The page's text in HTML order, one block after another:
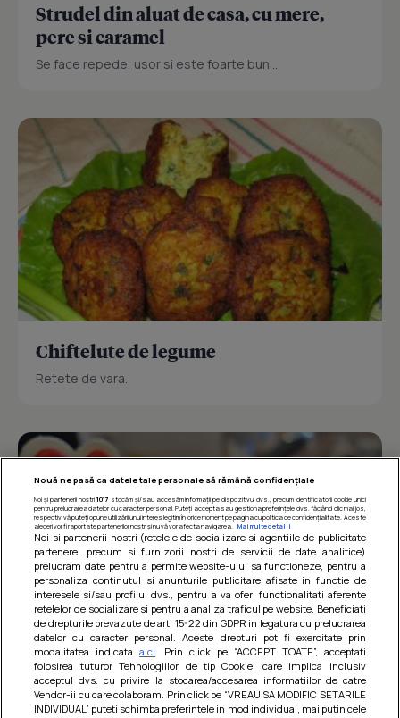
Strudel din aluat de casa, cu mere,
pere si caramel
Se face repede, usor si este foarte bun...
Chiftelute de legume
Retete de vara.
Barcute din vinete cu arpagic rosu
Un deliciu usor de preparat!
Nouă ne pasă ca datele tale personale să rămână confidențiale
Noi și partenerii noștri 1017 stocăm și/sau accesăm informații pe dispozitivul dvs., precum identificatorii cookie unici
pentru prelucrarea datelor cu caracter personal. Puteți accepta sau gestiona preferințele dvs. făcând clic mai jos,
respectiv vă puteți opune utilizării unui interes legitim în orice moment pe pagina cu politica de confidențialitate. Aceste
alegeri vor fi raportate partenerilor noștri și nu vă vor afecta navigarea.
Mai multe detalii
Noi si partenerii nostri (retelele de socializare si agentiile de publicitate
partenere, precum si furnizorii nostri de servicii de date analitice)
prelucram date pentru a permite website-ului sa functioneze, pentru a
personaliza continutul si anunturile publicitare afisate in functie de
interesele si/sau profilul dvs., pentru a va oferi functionalitati aferente
retelelor de socializare si pentru a analiza traficul pe website. Beneficiati
de drepturile prevazute de art. 15-22 din GDPR in legatura cu prelucrarea
datelor cu caracter personal. Aceste drepturi pot fi exercitate prin
modalitatea indicataaici . Prin click pe “ACCEPT TOATE”, acceptati
folosirea tuturor Tehnologiilor de tip Cookie, care implica inclusiv
acceptul dvs. cu privire la stocarea/accesarea informatiilor de catre
Vendor-ii cu care colaboram. Prin click pe “VREAU SA MODIFIC SETARILE
INDIVIDUAL” puteti schimba preferintele in mod individual, mai putin cele